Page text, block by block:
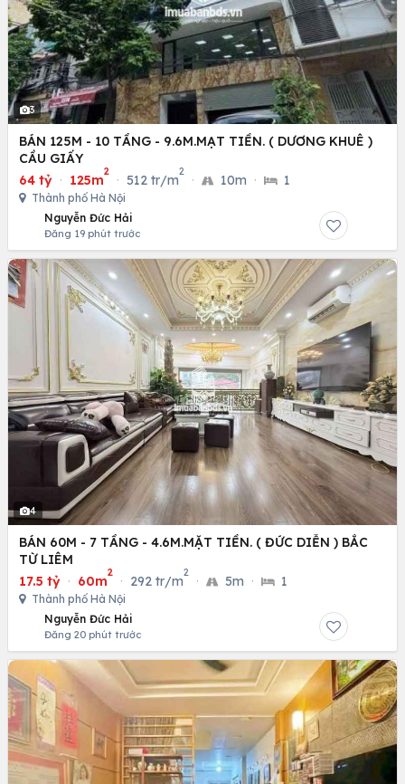
3
BÁN 125M - 10 TẦNG - 9.6M.MẠT TIỀN. ( DƯƠNG KHUÊ )
CẦU GIẤY
64 tỷ · 125m
2
· 512 tr/m
2
· 10m · 1
Thành phố Hà Nội
Nguyễn Đức Hải
Đăng 19 phút trước
4
BÁN 60M - 7 TẦNG - 4.6M.MẶT TIỀN. ( ĐỨC DIỄN ) BẮC
TỪ LIÊM
17.5 tỷ · 60m
2
· 292 tr/m
2
· 5m · 1
Thành phố Hà Nội
Nguyễn Đức Hải
Đăng 20 phút trước